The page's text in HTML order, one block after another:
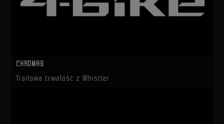
CHROMAG
Trailowa trwałość z Whistler